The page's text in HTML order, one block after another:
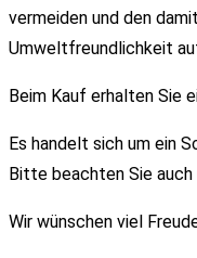
vermeiden und den
Umweltfreundlichkeit
Beim Kauf erhalten Sie
Es handelt sich um ein
Bitte beachten Sie auch
Wir wünschen viel